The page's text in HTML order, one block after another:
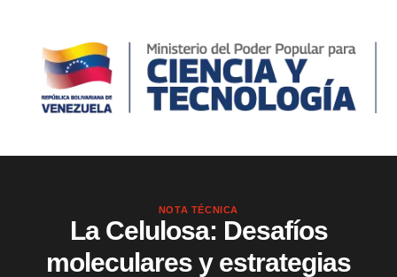
NOTA TÉCNICA
La Celulosa: Desafíos
moleculares y estrategias